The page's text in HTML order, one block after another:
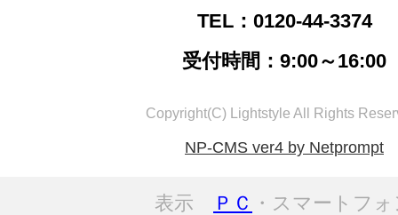
TEL：0120-44-3374
受付時間：9:00～16:00
Copyright(C) Lightstyle All Rights
NP-CMS ver4 by Netprompt
表示 ＰＣ ・スマートフ